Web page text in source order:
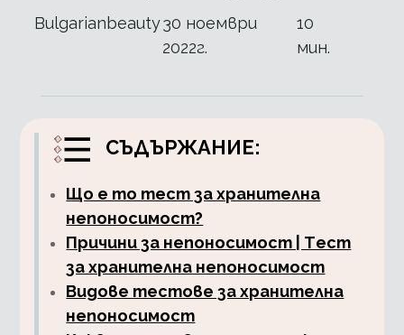
Bulgarianbeauty30 ноември
2022г.
10
мин.
СЪДЪРЖАНИЕ:
Що е то тест за хранителна
непоносимост?
Причини за непоносимост | Tест
за хранителна непоносимост
Видове тестове за хранителна
непоносимост